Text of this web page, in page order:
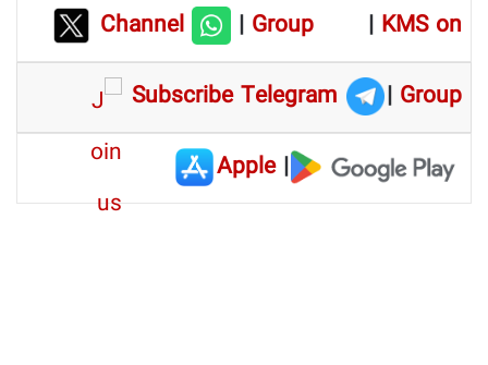
Channel |Group | KMS on
Subscribe Telegram
| Group
|
Apple